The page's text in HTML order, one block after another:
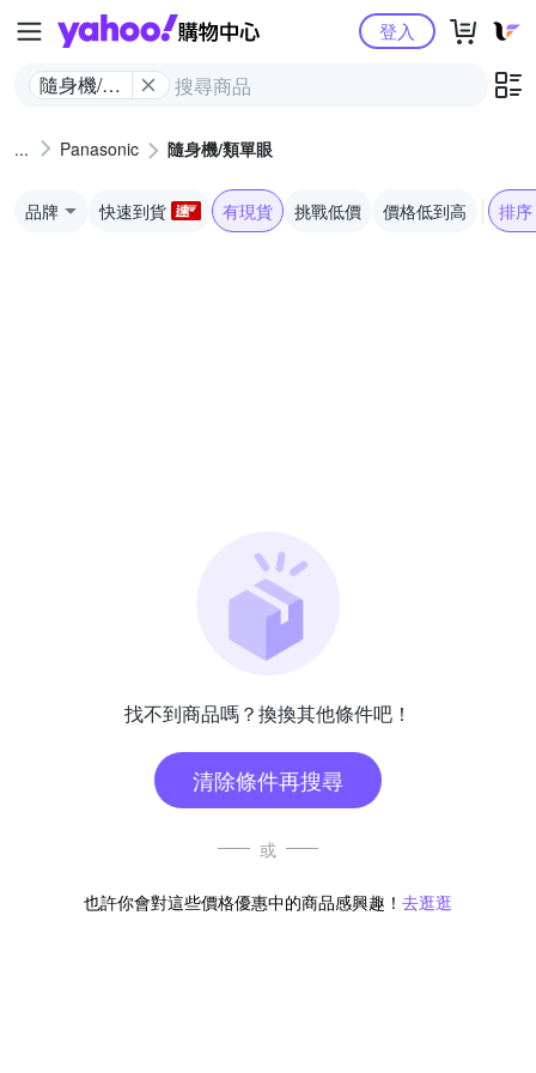
Yahoo購物中心
隨身機/類
登入
Panasonic 隨身機/類單眼
品牌 快速到貨 有現貨 挑戰低價 價格低到高 排序
找不到商品嗎？換換其他條件吧！
清除條件再搜尋
或
也許你會對這些價格優惠中的商品感興趣！ 去逛逛